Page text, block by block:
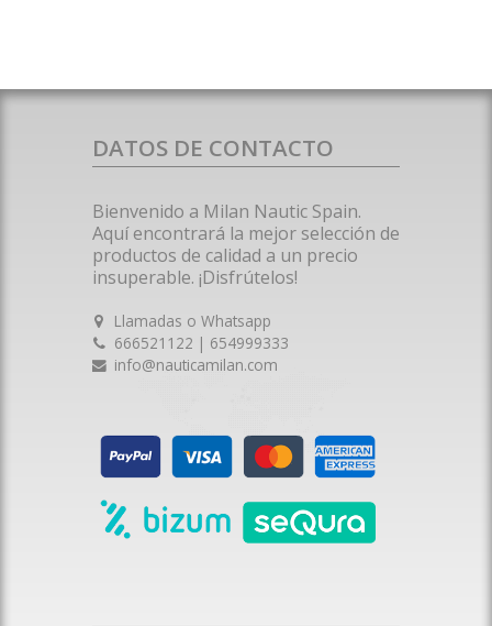
DATOS DE CONTACTO
Bienvenido a Milan Nautic Spain.
Aquí encontrará la mejor selección de
productos de calidad a un precio
insuperable. ¡Disfrútelos!
Llamadas o Whatsapp
666521122 | 654999333
info@nauticamilan.com